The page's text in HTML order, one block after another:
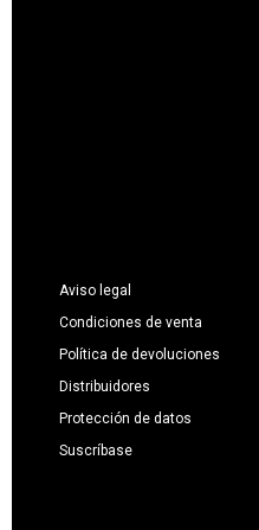
Aviso legal
Condiciones de venta
Política de devoluciones
Distribuidores
Protección de datos
Suscríbase